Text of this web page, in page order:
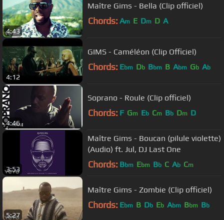
4:43
Maître Gims - Bella (Clip officiel)
Chords: Am E Dm D A
4:12
GIMS - Caméléon (Clip Officiel)
Chords: Ebm Db Bbm B Abm Gb Ab
4:46
Soprano - Roule (Clip officiel)
Chords: F Gm Eb Cm Bb Dm D
3:53
Maître Gims - Boucan (pilule violette)
(Audio) ft. Jul, DJ Last One
Chords: Bbm Ebm Bb C Ab Cm
5:27
Maître Gims - Zombie (Clip officiel)
Chords: Ebm B Db Eb Abm Bbm Bb